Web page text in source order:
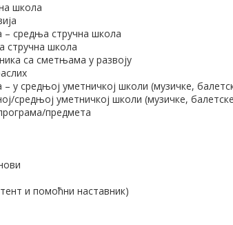
школа
– средња стручна школа
стручна школа
са сметњама у развоју
у средњој уметничкој школи (музичке,
средњој уметничкој школи (музичке,
предмета
и помоћни наставник)